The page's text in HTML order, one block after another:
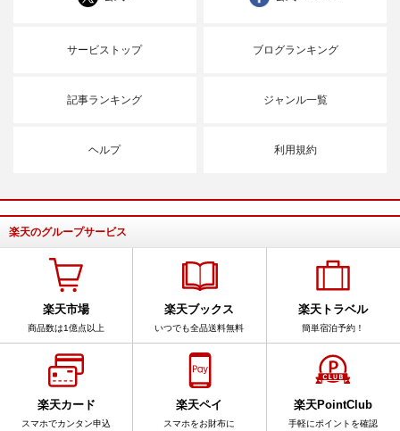
サービストップ ブログランキング
記事ランキング ジャンル一覧
ヘルプ 利用規約
楽天のグループサービス
楽天市場
商品数は1億点以上
楽天ブックス
いつでも全品送料無料
楽天トラベル
簡単宿泊予約！
楽天カード
スマホでカンタン申込
楽天ペイ
スマホをお財布に
楽天PointClub
手軽にポイントを確認